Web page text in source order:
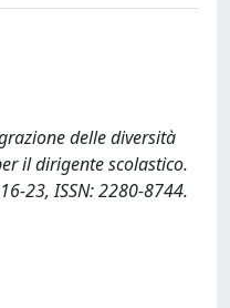
delle diversità
il dirigente scolastico.
23, ISSN: 2280-8744.